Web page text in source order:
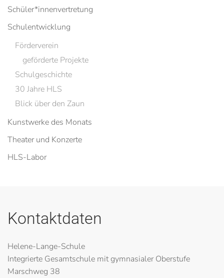
Schüler*innenvertretung
Schulentwicklung
Förderverein
geförderte Projekte
Schulgeschichte
30 Jahre HLS
Blick über den Zaun
Kunstwerke des Monats
Theater und Konzerte
HLS-Labor
Kontaktdaten
Helene-Lange-Schule
Integrierte Gesamtschule mit gymnasialer Oberstufe
Marschweg 38